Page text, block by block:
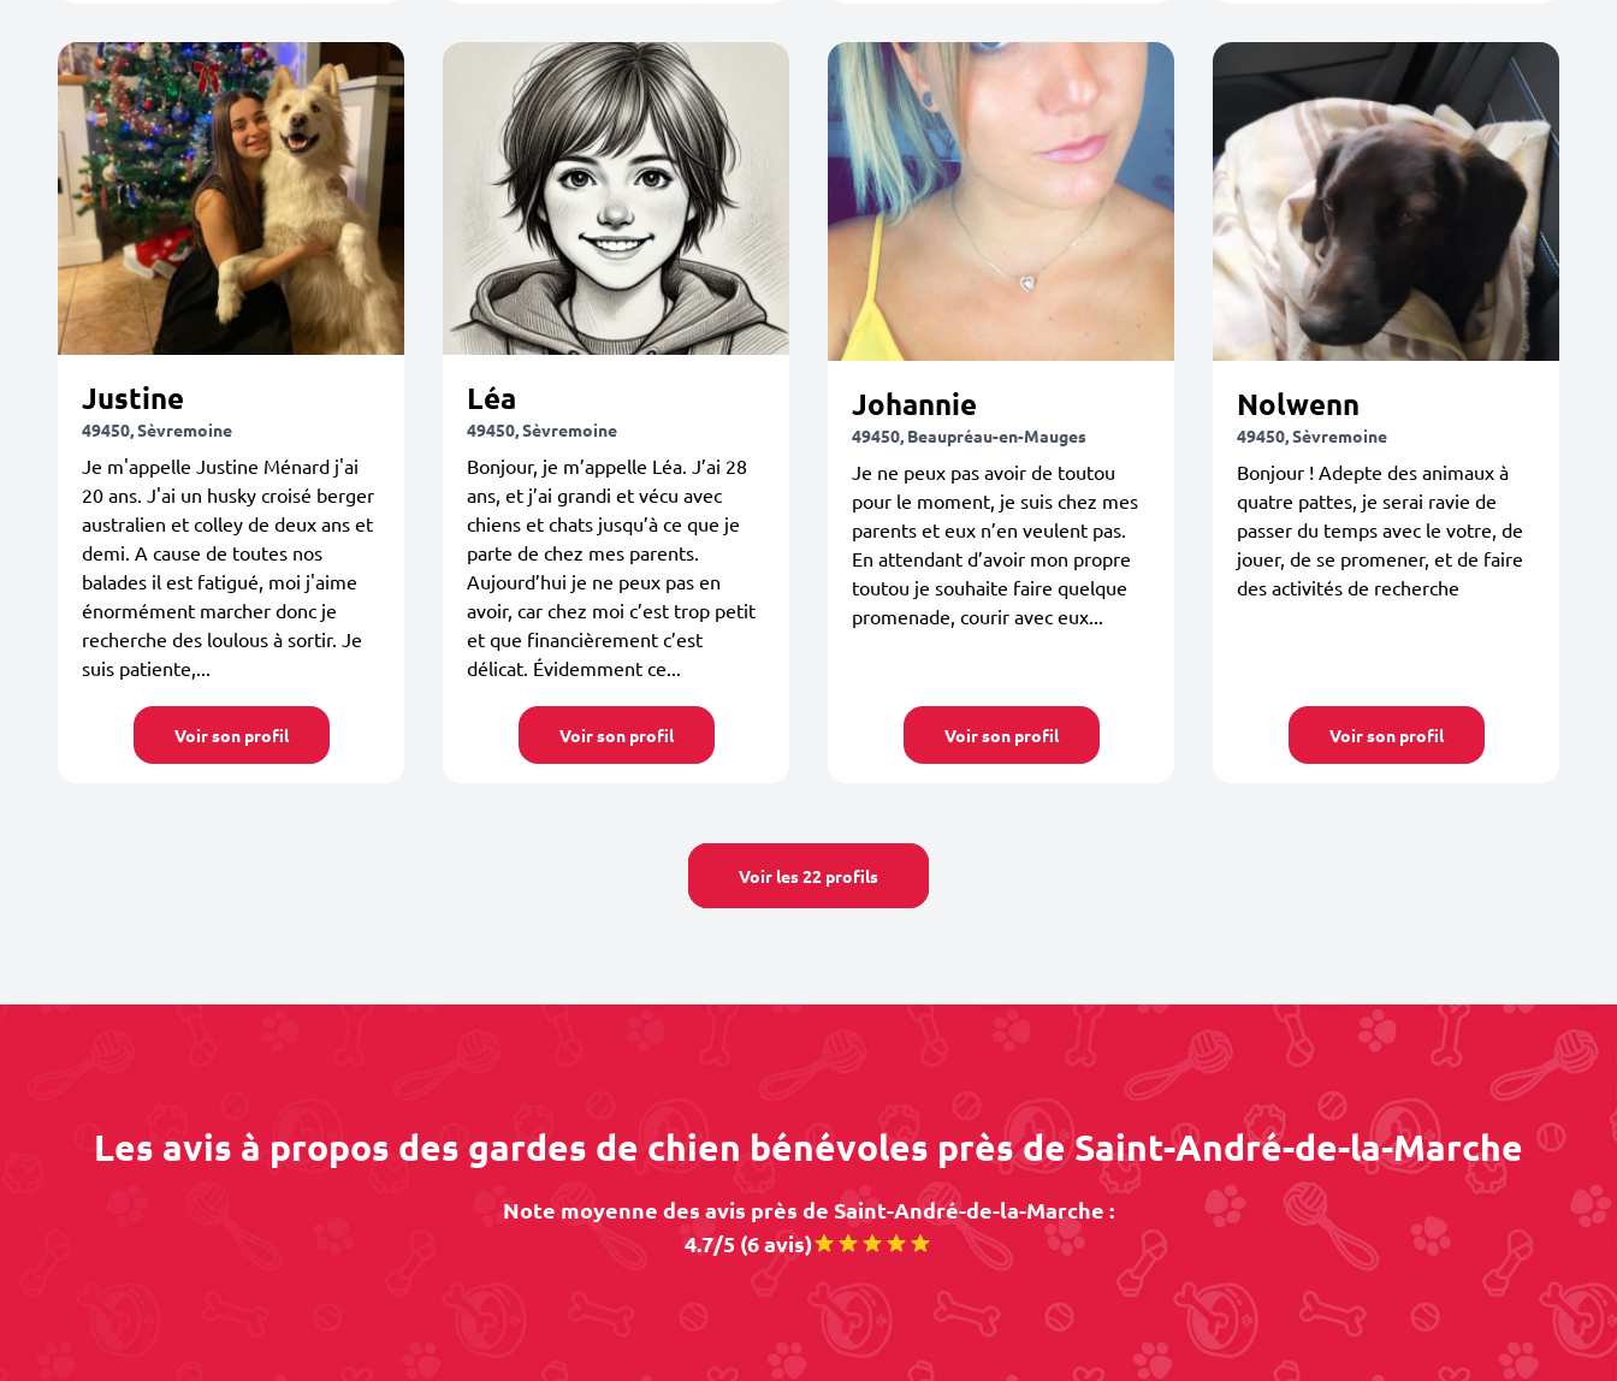
Justine
49450, Sèvremoine
Je m'appelle Justine Ménard j'ai
20 ans. J'ai un husky croisé berger
australien et colley de deux ans et
demi. A cause de toutes nos
balades il est fatigué, moi j'aime
énormément marcher donc je
recherche des loulous à sortir. Je
suis patiente,...
Voir son profil
Léa
49450, Sèvremoine
Bonjour, je m’appelle Léa. J’ai 28
ans, et j’ai grandi et vécu avec
chiens et chats jusqu’à ce que je
parte de chez mes parents.
Aujourd’hui je ne peux pas en
avoir, car chez moi c’est trop petit
et que financièrement c’est
délicat. Évidemment ce...
Voir son profil
Johannie
49450, Beaupréau-en-Mauges
Je ne peux pas avoir de toutou
pour le moment, je suis chez mes
parents et eux n’en veulent pas.
En attendant d’avoir mon propre
toutou je souhaite faire quelque
promenade, courir avec eux...
Voir son profil
Nolwenn
49450, Sèvremoine
Bonjour ! Adepte des animaux à
quatre pattes, je serai ravie de
passer du temps avec le votre, de
jouer, de se promener, et de faire
des activités de recherche
Voir son profil
Voir les 22 profils
Les avis à propos des gardes de chien bénévoles près de Saint-André-de-la-Marche
Note moyenne des avis près de Saint-André-de-la-Marche :
4.7/5 (6 avis)